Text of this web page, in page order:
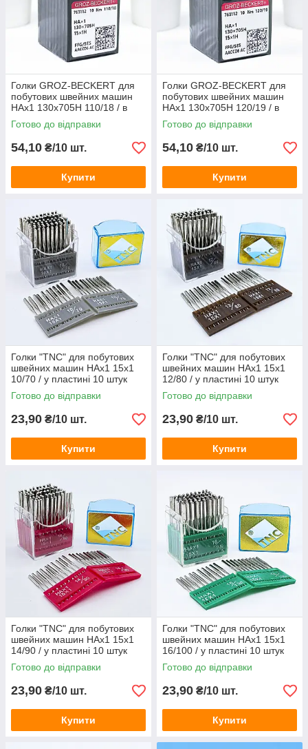
Голки GROZ-BECKERT для
побутових швейних машин
HAx1 130x705H 110/18 / в
пластині 10 штук
Готово до відправки
54,10 ₴/10 шт.
Купити
Голки GROZ-BECKERT для
побутових швейних машин
HAx1 130x705H 120/19 / в
пластині 10 штук
Готово до відправки
54,10 ₴/10 шт.
Купити
Голки "TNC" для побутових
швейних машин HAx1 15x1
10/70 / у пластині 10 штук
Готово до відправки
23,90 ₴/10 шт.
Купити
Голки "TNC" для побутових
швейних машин HAx1 15x1
12/80 / у пластині 10 штук
Готово до відправки
23,90 ₴/10 шт.
Купити
Голки "TNC" для побутових
швейних машин HAx1 15x1
14/90 / у пластині 10 штук
Готово до відправки
23,90 ₴/10 шт.
Купити
Голки "TNC" для побутових
швейних машин HAx1 15x1
16/100 / у пластині 10 штук
Готово до відправки
23,90 ₴/10 шт.
Купити